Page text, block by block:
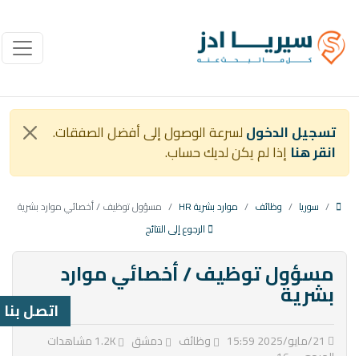
تسجيل الدخوللسرعة الوصول إلى أفضل الصفقات.
انقر هناإذا لم يكن لديك حساب.
سوريا وظائف موارد بشرية HR
مسؤول توظيف / أخصائي موارد بشرية
الرجوع إلى النتائج
مسؤول توظيف / أخصائي موارد
بشرية
وظائف دمشق
اتصل بنا